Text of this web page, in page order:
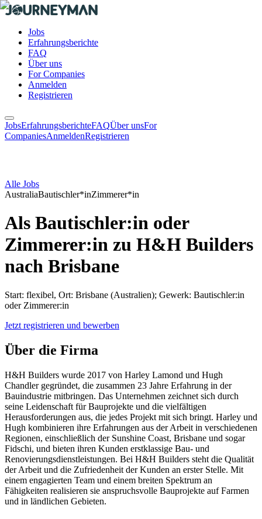
Jobs
Erfahrungsberichte
FAQ
Über uns
For Companies
Anmelden
Registrieren
JobsErfahrungsberichteFAQÜber unsFor
CompaniesAnmeldenRegistrieren
Alle Jobs
AustraliaBautischler*inZimmerer*in
Als Bautischler:in oder
Zimmerer:in zu H&H Builders
nach Brisbane
Start: flexibel, Ort: Brisbane (Australien); Gewerk: Bautischler:in
oder Zimmerer:in
Jetzt registrieren und bewerben
Über die Firma
H&H Builders wurde 2017 von Harley Lamond und Hugh
Chandler gegründet, die zusammen 23 Jahre Erfahrung in der
Bauindustrie mitbringen. Das Unternehmen zeichnet sich durch
seine Leidenschaft für Bauprojekte und die vielfältigen
Herausforderungen aus, die jedes Projekt mit sich bringt. Harley und
Hugh kombinieren ihre Erfahrungen aus der Arbeit in verschiedenen
Regionen, einschließlich der Sunshine Coast, Brisbane und sogar
Fidschi, und bieten ihren Kunden erstklassige Bau- und
Renovierungsdienstleistungen. Bei H&H Builders steht die Qualität
der Arbeit und die Zufriedenheit der Kunden an erster Stelle. Mit
einem engagierten Team und einem breiten Spektrum an
Fähigkeiten realisieren sie anspruchsvolle Bauprojekte auf Farmen
und in ländlichen Gebieten.